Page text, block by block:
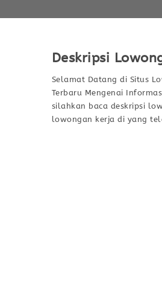
Deskripsi
Selamat Datang di Situs
Terbaru Mengenai
silahkan baca deskripsi
lowongan kerja di yang